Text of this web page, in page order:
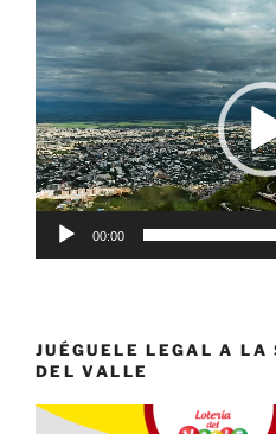
Reproductor
de
vídeo
00:00
JUÉGUELE LEGAL A LA
DEL VALLE